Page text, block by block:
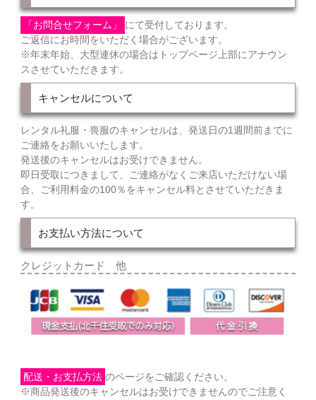
「お問合せフォーム」
にて受付しております。
ご返信にお時間をいただく場合がございます。
※年末年始、大型連休の場合はトップページ上部にアナウン
スさせていただきます。
キャンセルについて
レンタル礼服・喪服のキャンセルは、発送日の1週間前までに
ご連絡をお願いいたします。
発送後のキャンセルはお受けできません。
即日受取につきまして、ご連絡がなくご来店いただけない場
合、ご利用料金の100％をキャンセル料とさせていただきま
す。
お支払い方法について
クレジットカード 他
配送・お支払方法 のページをご確認ください。
※商品発送後のキャンセルはお受けできませんのでご注意く